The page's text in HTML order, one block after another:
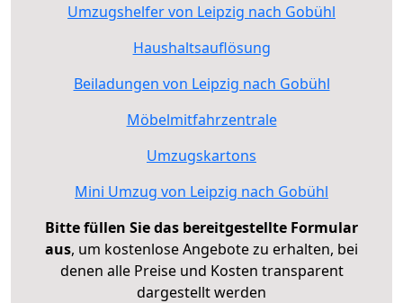
Umzugshelfer von Leipzig nach Gobühl
Haushaltsauflösung
Beiladungen von Leipzig nach Gobühl
Möbelmitfahrzentrale
Umzugskartons
Mini Umzug von Leipzig nach Gobühl
Bitte füllen Sie das bereitgestellte Formular
aus, um kostenlose Angebote zu erhalten, bei
denen alle Preise und Kosten transparent
dargestellt werden